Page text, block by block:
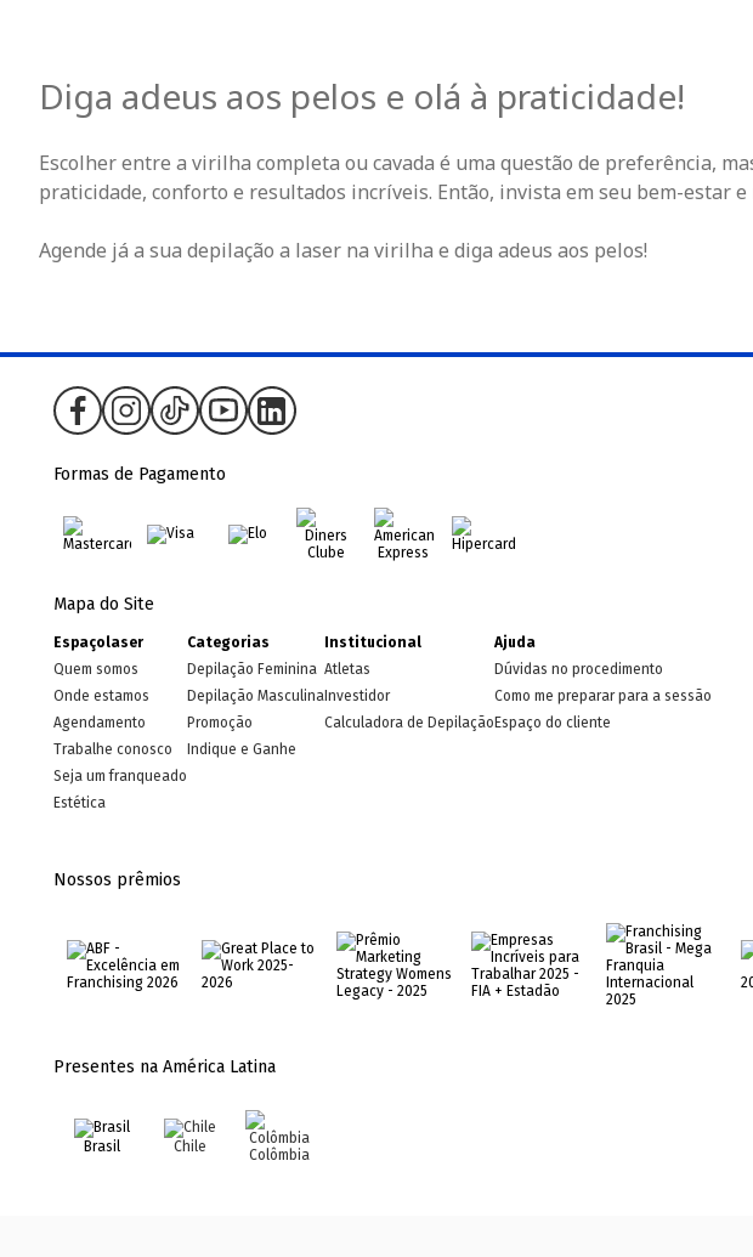
Diga adeus aos pelos e olá à praticidade!
Escolher entre a virilha completa ou cavada é uma questão de preferência,
praticidade, conforto e resultados incríveis. Então, invista em seu bem-estar
Agende já a sua depilação a laser na virilha e diga adeus aos pelos!
Formas de Pagamento
Mapa do Site
Espaçolaser
Quem somos
Onde estamos
Agendamento
Trabalhe conosco
Seja um franqueado
Estética
Categorias
Depilação Feminina
Depilação Masculina
Promoção
Indique e Ganhe
Institucional
Atletas
Investidor
Calculadora de Depilação
Ajuda
Dúvidas no procedimento
Como me preparar para a sessão
Espaço do cliente
Nossos prêmios
Presentes na América Latina
Brasil Chile Colômbia